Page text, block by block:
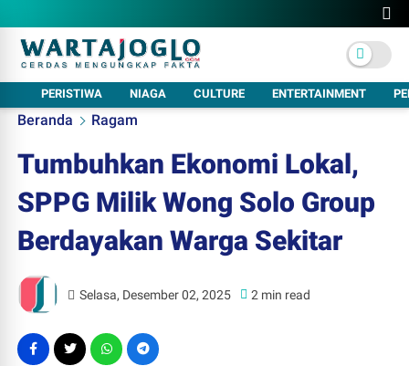
PERISTIWA NIAGA CULTURE ENTERTAINMENT
Beranda Ragam
Tumbuhkan Ekonomi Lokal,
SPPG Milik Wong Solo Group
Berdayakan Warga Sekitar
Selasa, Desember 02, 2025 2 min read